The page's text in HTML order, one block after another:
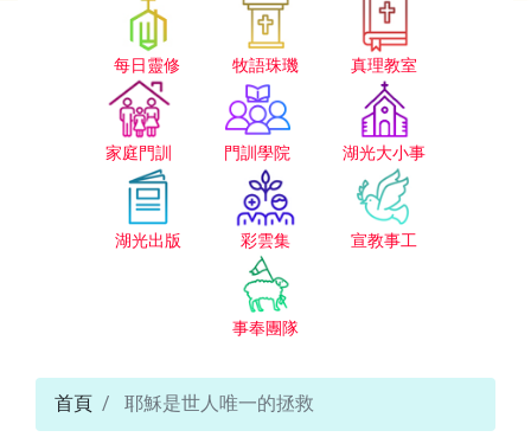
每日靈修 牧語珠璣 真理教室
家庭門訓 門訓學院 湖光大小事
湖光出版 彩雲集 宣教事工
事奉團隊
首頁 耶穌是世人唯一的拯救